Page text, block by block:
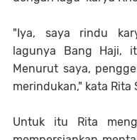
"Iya, saya rindu
lagunya Bang Haji,
Menurut saya,
merindukan," kata Rita
Untuk itu Rita